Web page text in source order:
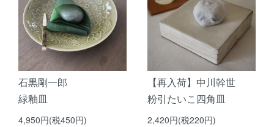
石黒剛一郎
緑釉皿
4,950円(税450円)
【再入荷】中川幹世
粉引たいこ四角皿
2,420円(税220円)